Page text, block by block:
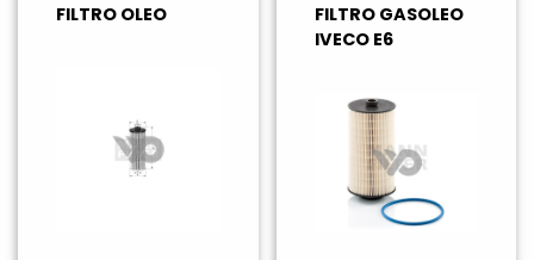
FILTRO OLEO
FILTRO GASOLEO
IVECO E6